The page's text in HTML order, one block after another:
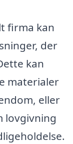
firma kan
der
kan
materialer
eller
lovgivning